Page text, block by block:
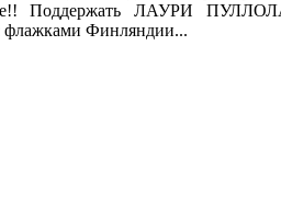
Поддержать ЛАУРИ
флажками Финляндии...